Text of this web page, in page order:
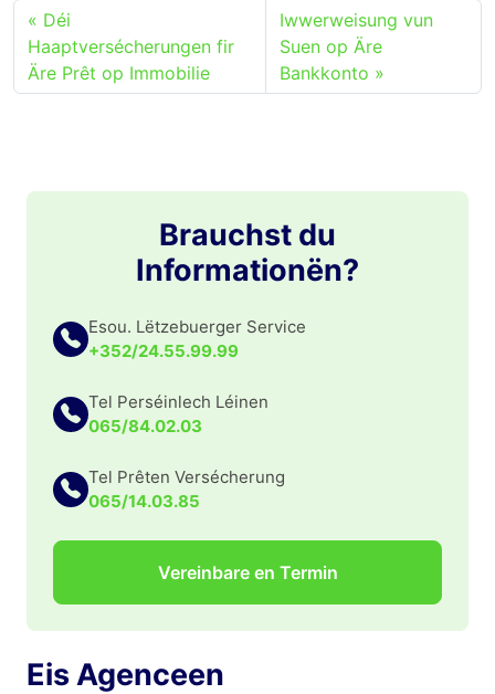
Déi
Haaptversécherungen fir
Äre Prêt op Immobilie
Iwwerweisung vun
Suen op Äre
Bankkonto
Brauchst du
Informationën?
Esou. Lëtzebuerger Service
+352/24.55.99.99
Tel Perséinlech Léinen
065/84.02.03
Tel Prêten Versécherung
065/14.03.85
Vereinbare en Termin
Eis Agenceen